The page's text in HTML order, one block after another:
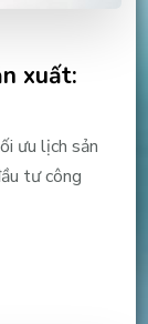
xuất:
ưu lịch sản
tư công